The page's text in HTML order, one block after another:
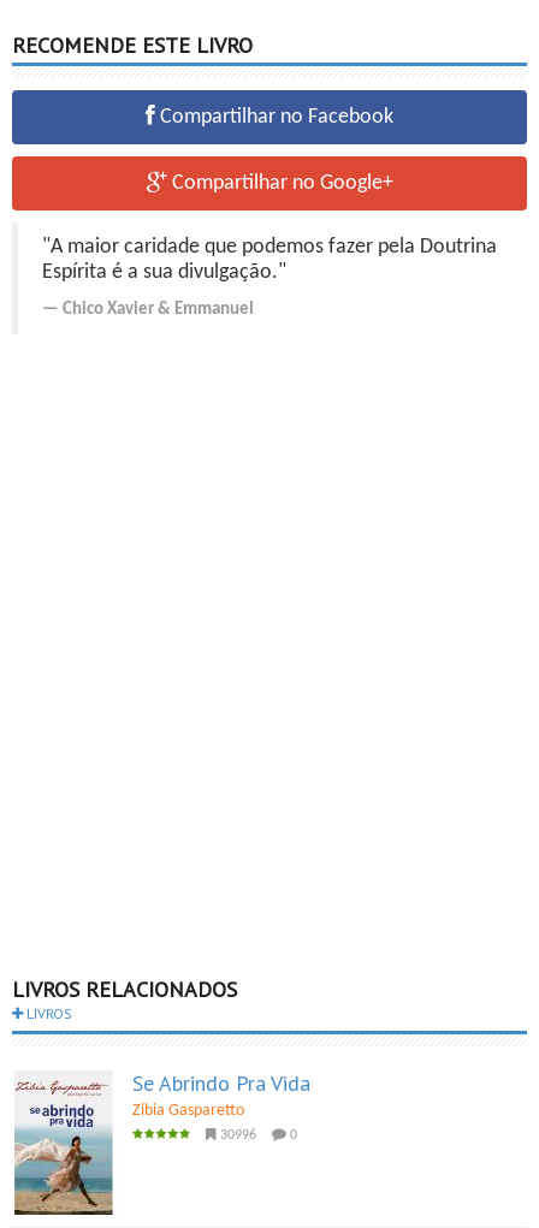
RECOMENDE ESTE LIVRO
Compartilhar no Facebook
Compartilhar no Google+
"A maior caridade que podemos fazer pela Doutrina
Espírita é a sua divulgação."
Chico Xavier & Emmanuel
LIVROS RELACIONADOS
LIVROS
Se Abrindo Pra Vida
Zibia Gasparetto
30996 0